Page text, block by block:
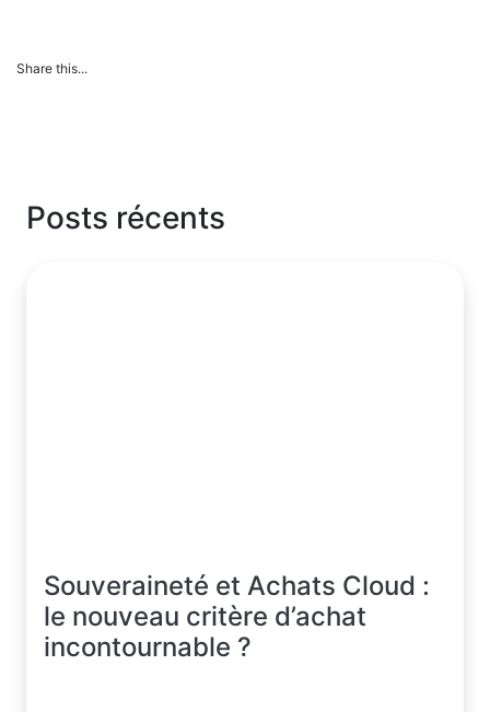
Share this...
Posts récents
Souveraineté et Achats Cloud :
le nouveau critère d’achat
incontournable ?